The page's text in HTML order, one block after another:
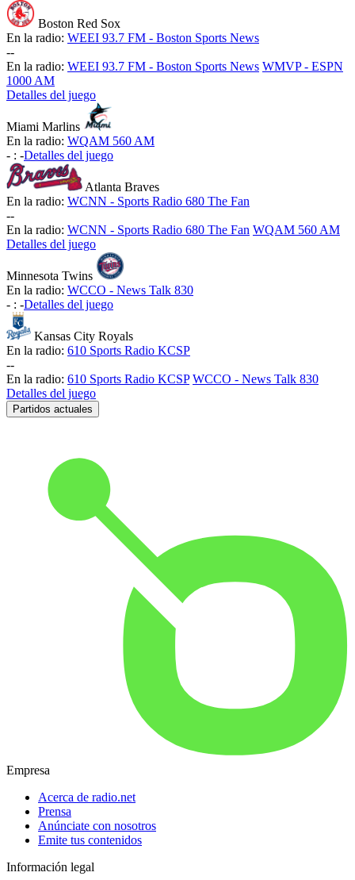
Boston Red Sox
En la radio: WEEI 93.7 FM - Boston Sports News
--
En la radio: WEEI 93.7 FM - Boston Sports News WMVP - ESPN
1000 AM
Detalles del juego
Miami Marlins
En la radio: WQAM 560 AM
- : -Detalles del juego
Atlanta Braves
En la radio: WCNN - Sports Radio 680 The Fan
--
En la radio: WCNN - Sports Radio 680 The Fan WQAM 560 AM
Detalles del juego
Minnesota Twins
En la radio: WCCO - News Talk 830
- : -Detalles del juego
Kansas City Royals
En la radio: 610 Sports Radio KCSP
--
En la radio: 610 Sports Radio KCSP WCCO - News Talk 830
Detalles del juego
Partidos actuales
Empresa
Acerca de radio.net
Prensa
Anúnciate con nosotros
Emite tus contenidos
Información legal